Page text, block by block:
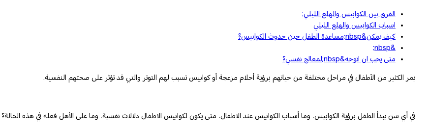
الفرق بين الكوابيس والهلع الليلي:
اسباب الكوابيس والهلع الليلي
كيف يمكن&nbsp;مساعدة الطفل حين حدوث الكوابيس؟
&nbsp;
متى يجب ان اتوجه&nbsp;لمعالج نفسي؟
يمر الكثير من الأطفال في مراحل مختلفة من حياتهم برؤية أحلام مزعجة أو كوابيس تسبب لهم التوتر والتي قد تؤثر على صحتهم النفسية.
في أي سن يبدأ الطفل برؤية الكوابيس، وما أسباب الكوابيس عند الاطفال، متى يكون لكوابيس الاطفال دلالات نفسية، وما على الأهل فعله في هذه